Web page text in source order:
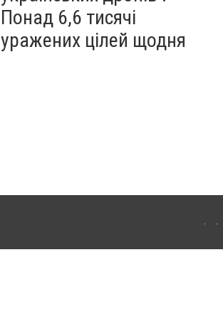
Понад 6,6 тисячі
уражених цілей щодня